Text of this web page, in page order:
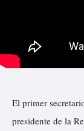
El primer
presidente de la